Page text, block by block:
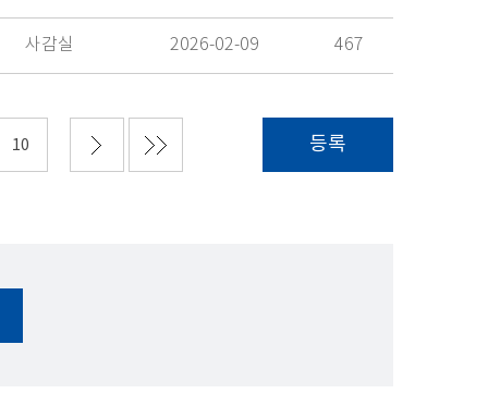
사감실 2026-02-09 467
등록
10